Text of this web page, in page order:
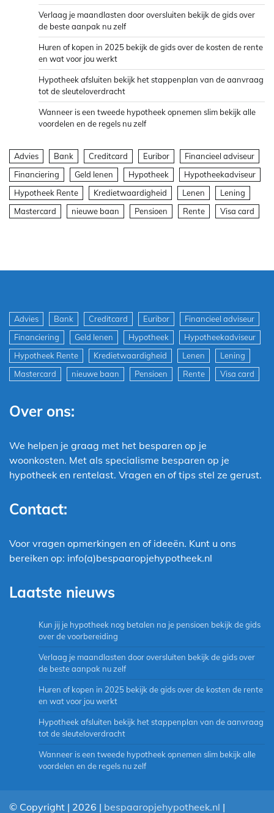
Verlaag je maandlasten door oversluiten bekijk de gids over
de beste aanpak nu zelf
Huren of kopen in 2025 bekijk de gids over de kosten de rente
en wat voor jou werkt
Hypotheek afsluiten bekijk het stappenplan van de aanvraag
tot de sleuteloverdracht
Wanneer is een tweede hypotheek opnemen slim bekijk alle
voordelen en de regels nu zelf
Advies Bank Creditcard Euribor
Financieel adviseur
Financiering
Geld lenen Hypotheek
Hypotheekadviseur
Hypotheek Rente
Kredietwaardigheid Lenen
Lening
Mastercard
nieuwe baan Pensioen Rente Visa card
Advies Bank Creditcard Euribor
Financieel adviseur
Financiering
Geld lenen Hypotheek
Hypotheekadviseur
Hypotheek Rente
Kredietwaardigheid Lenen
Lening
Mastercard
nieuwe baan Pensioen Rente Visa card
Over ons:
We helpen je graag met het besparen op je
woonkosten. Met als specialisme besparen op je
hypotheek en rentelast. Vragen en of tips stel ze gerust.
Contact:
Voor vragen opmerkingen en of ideeën. Kunt u ons
bereiken op: info(a)bespaaropjehypotheek.nl
Laatste nieuws
Kun jij je hypotheek nog betalen na je pensioen bekijk de gids
over de voorbereiding
Verlaag je maandlasten door oversluiten bekijk de gids over
de beste aanpak nu zelf
Huren of kopen in 2025 bekijk de gids over de kosten de rente
en wat voor jou werkt
Hypotheek afsluiten bekijk het stappenplan van de aanvraag
tot de sleuteloverdracht
Wanneer is een tweede hypotheek opnemen slim bekijk alle
voordelen en de regels nu zelf
© Copyright | 2026 | bespaaropjehypotheek.nl |